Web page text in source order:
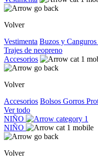
Volver
Vestimenta Buzos y Canguros
Trajes de neopreno
Accesorios
Volver
Accesorios Bolsos Gorros
Ver todo
NIÑO
NIÑO
Volver